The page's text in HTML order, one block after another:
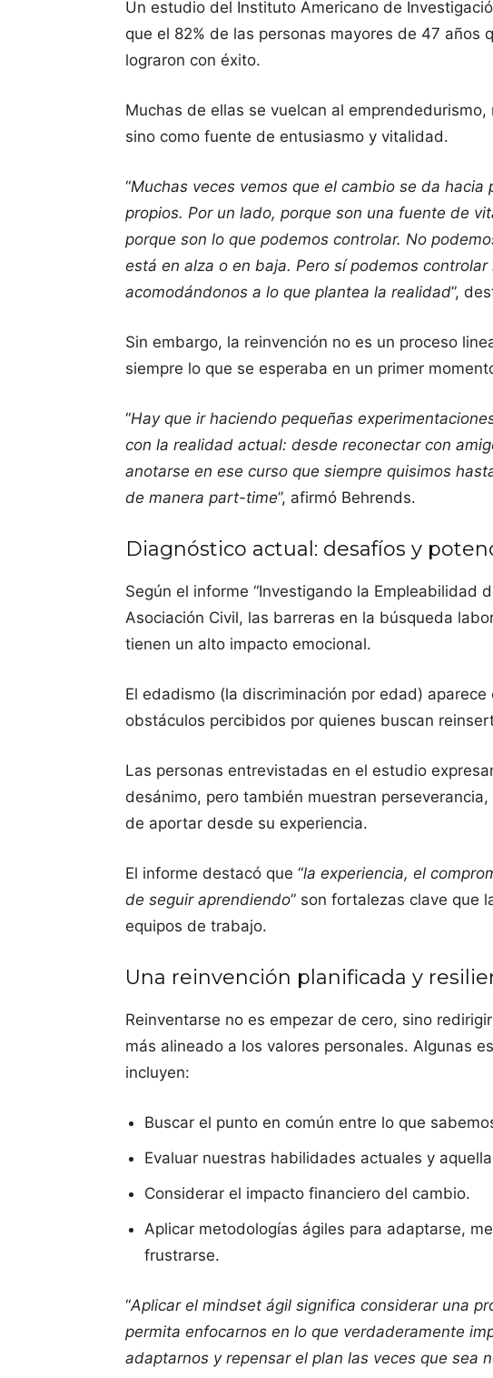
Un estudio del Instituto Americano de
que el 82% de las personas mayores de 47 años
lograron con éxito.
Muchas de ellas se vuelcan al
sino como fuente de entusiasmo y vitalidad.
“Muchas veces vemos que el cambio se da
propios. Por un lado, porque son una fuente de
porque son lo que podemos controlar. No
está en alza o en baja. Pero sí podemos
acomodándonos a lo que plantea la realidad”,
Sin embargo, la reinvención no es un proceso
siempre lo que se esperaba en un primer
“Hay que ir haciendo pequeñas
con la realidad actual: desde reconectar con
anotarse en ese curso que siempre quisimos
de manera part-time”, afirmó Behrends.
Diagnóstico actual: desafíos y
Según el informe “Investigando la Empleabilidad
Asociación Civil, las barreras en la búsqueda
tienen un alto impacto emocional.
El edadismo (la discriminación por edad)
obstáculos percibidos por quienes buscan
Las personas entrevistadas en el estudio
desánimo, pero también muestran
de aportar desde su experiencia.
El informe destacó que “la experiencia, el
de seguir aprendiendo” son fortalezas clave que
equipos de trabajo.
Una reinvención planificada y
Reinventarse no es empezar de cero, sino
más alineado a los valores personales. Algunas
incluyen:
Buscar el punto en común entre lo que
Evaluar nuestras habilidades actuales y
Considerar el impacto financiero del cambio.
Aplicar metodologías ágiles para adaptarse,
frustrarse.
“Aplicar el mindset ágil significa considerar una
permita enfocarnos en lo que verdaderamente
adaptarnos y repensar el plan las veces que sea